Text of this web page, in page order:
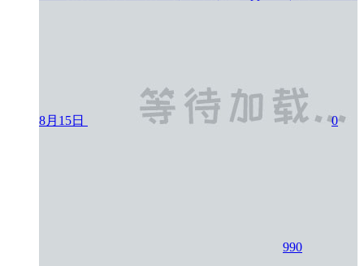
8月15日 0
990